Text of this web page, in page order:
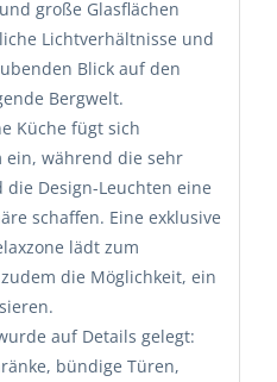
große Glasflächen
Lichtverhältnisse und
Blick auf den
Bergwelt.
Küche fügt sich
ein, während die sehr
Design-Leuchten eine
schaffen. Eine exklusive
lädt zum
die Möglichkeit, ein
auf Details gelegt:
bündige Türen,